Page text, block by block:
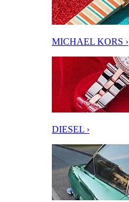
MICHAEL KORS ›
DIESEL ›